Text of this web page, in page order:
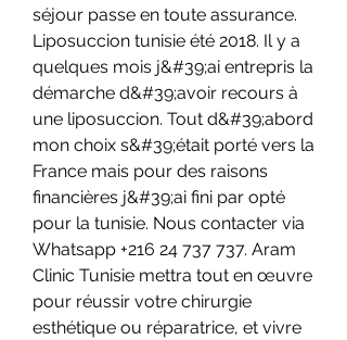
séjour passe en toute assurance.
Liposuccion tunisie été 2018. Il y a
quelques mois j&#39;ai entrepris la
démarche d&#39;avoir recours à
une liposuccion. Tout d&#39;abord
mon choix s&#39;était porté vers la
France mais pour des raisons
financières j&#39;ai fini par opté
pour la tunisie. Nous contacter via
Whatsapp +216 24 737 737. Aram
Clinic Tunisie mettra tout en œuvre
pour réussir votre chirurgie
esthétique ou réparatrice, et vivre